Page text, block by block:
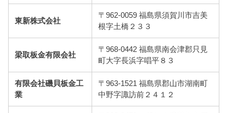
東新株式会社
〒962-0059 福島県須賀川市吉美
根字土橋２３３
梁取板金有限会社
〒968-0442 福島県南会津郡只見
町大字長浜字唱平８３
有限会社磯貝板金工
業
〒963-1521 福島県郡山市湖南町
中野字諏訪前２４１２